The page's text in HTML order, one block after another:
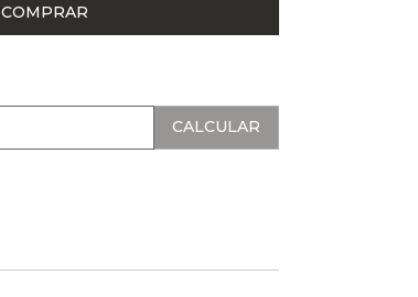
COMPRAR